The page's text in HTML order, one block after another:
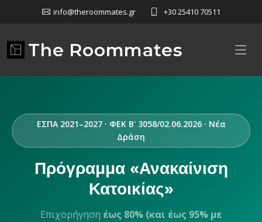
info@theroommates.gr +30 25410 70511
The Roommates
ΕΣΠΑ 2021–2027 · ΦΕΚ Β' 3058/02.06.2026 · Νέα
Δράση
Πρόγραμμα «Ανακαίνιση
Κατοικίας»
Επιχορήγηση έως 80% (και έως 95% με